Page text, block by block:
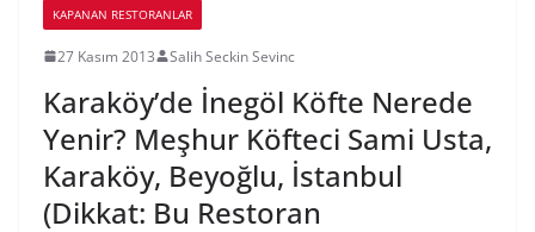
KAPANAN RESTORANLAR
27 Kasım 2013 Salih Seckin Sevinc
Karaköy’de İnegöl Köfte Nerede
Yenir? Meşhur Köfteci Sami Usta,
Karaköy, Beyoğlu, İstanbul
(Dikkat: Bu Restoran